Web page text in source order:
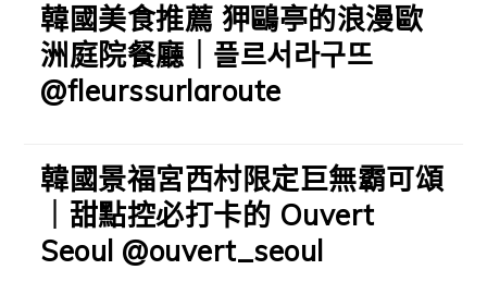
韓國美食推薦 狎鷗亭的浪漫歐
洲庭院餐廳｜플르서라구뜨
@fleurssurlaroute
韓國景福宮西村限定巨無霸可頌
｜甜點控必打卡的 Ouvert
Seoul @ouvert_seoul